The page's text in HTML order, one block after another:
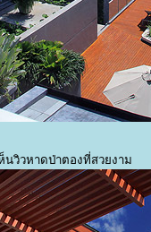
นวิวหาดป่าตองที่สวยงาม